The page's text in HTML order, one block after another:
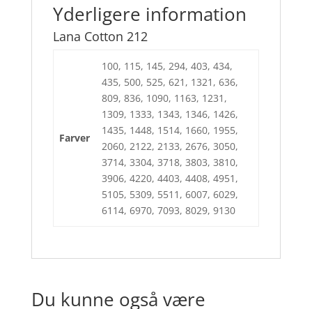
Yderligere information
Lana Cotton 212
Farver
100, 115, 145, 294, 403, 434,
435, 500, 525, 621, 1321, 636,
809, 836, 1090, 1163, 1231,
1309, 1333, 1343, 1346, 1426,
1435, 1448, 1514, 1660, 1955,
2060, 2122, 2133, 2676, 3050,
3714, 3304, 3718, 3803, 3810,
3906, 4220, 4403, 4408, 4951,
5105, 5309, 5511, 6007, 6029,
6114, 6970, 7093, 8029, 9130
Du kunne også være